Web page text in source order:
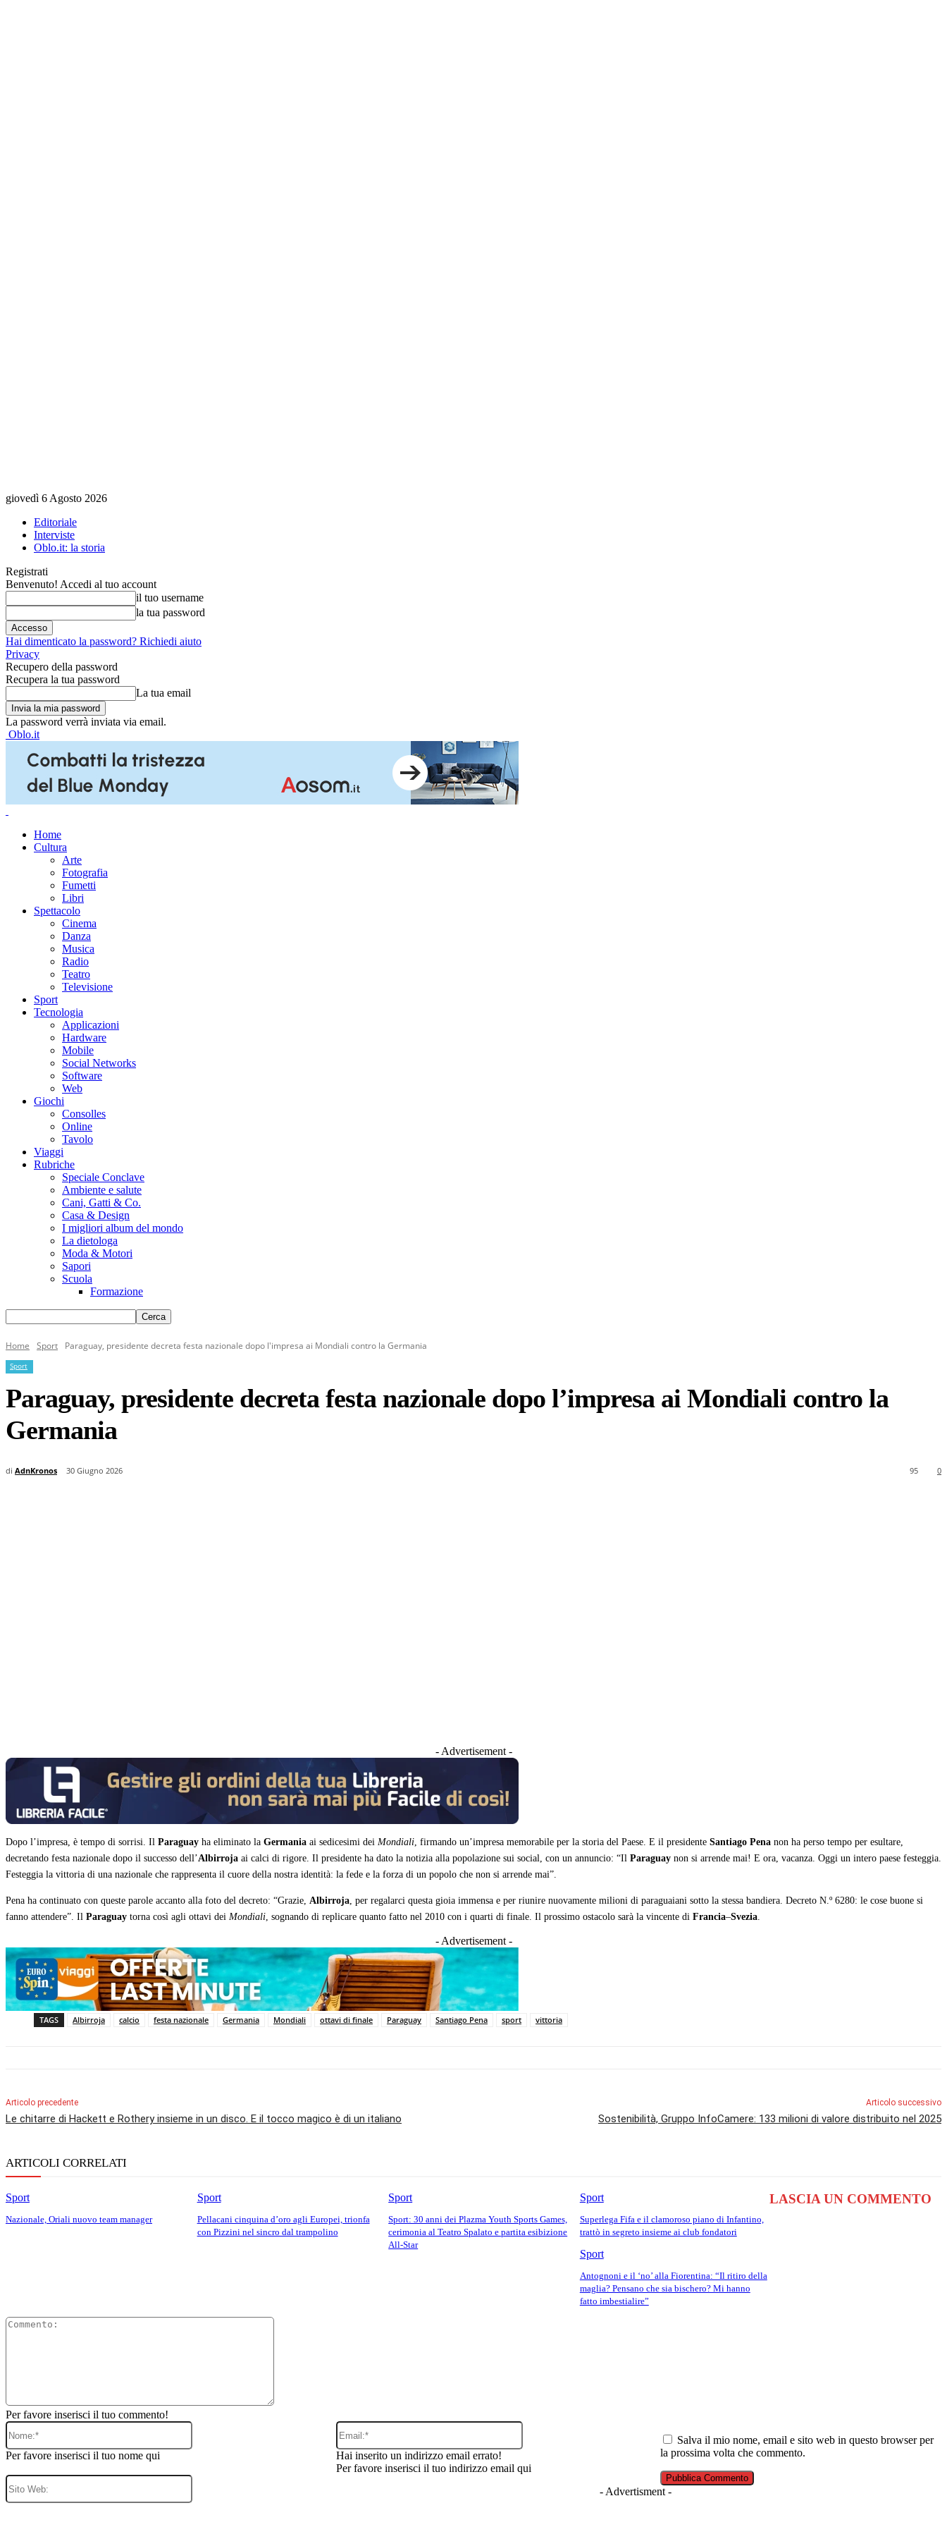
giovedì 6 Agosto 2026
Editoriale
Interviste
Oblo.it: la storia
Registrati
Benvenuto! Accedi al tuo account
il tuo username
la tua password
Hai dimenticato la password? Richiedi aiuto
Privacy
Recupero della password
Recupera la tua password
La tua email
La password verrà inviata via email.
Oblo.it
Home
Cultura
Arte
Fotografia
Fumetti
Libri
Spettacolo
Cinema
Danza
Musica
Radio
Teatro
Televisione
Sport
Tecnologia
Applicazioni
Hardware
Mobile
Social Networks
Software
Web
Giochi
Consolles
Online
Tavolo
Viaggi
Rubriche
Speciale Conclave
Ambiente e salute
Cani, Gatti & Co.
Casa & Design
I migliori album del mondo
La dietologa
Moda & Motori
Sapori
Scuola
Formazione
Home Sport Paraguay, presidente decreta festa nazionale dopo l'impresa ai Mondiali contro la Germania
Sport
Paraguay, presidente decreta festa nazionale dopo l’impresa ai Mondiali contro la
Germania
di AdnKronos 30 Giugno 2026 0
95
- Advertisement -
Dopo l’impresa, è tempo di sorrisi. Il Paraguay ha eliminato la Germania ai sedicesimi dei Mondiali, firmando un’impresa memorabile per la storia del Paese. E il presidente Santiago Pena non ha perso tempo per esultare,
decretando festa nazionale dopo il successo dell’Albirroja ai calci di rigore. Il presidente ha dato la notizia alla popolazione sui social, con un annuncio: “Il Paraguay non si arrende mai! E ora, vacanza. Oggi un intero paese festeggia.
Festeggia la vittoria di una nazionale che rappresenta il cuore della nostra identità: la fede e la forza di un popolo che non si arrende mai”.
Pena ha continuato con queste parole accanto alla foto del decreto: “Grazie, Albirroja, per regalarci questa gioia immensa e per riunire nuovamente milioni di paraguaiani sotto la stessa bandiera. Decreto N.º 6280: le cose buone si
fanno attendere”. Il Paraguay torna così agli ottavi dei Mondiali, sognando di replicare quanto fatto nel 2010 con i quarti di finale. Il prossimo ostacolo sarà la vincente di Francia–Svezia.
- Advertisement -
TAGS Albirroja calcio festa nazionale Germania Mondiali ottavi di finale Paraguay Santiago Pena sport vittoria
Articolo precedente
Le chitarre di Hackett e Rothery insieme in un disco. E il tocco magico è di un italiano
Articolo successivo
Sostenibilità, Gruppo InfoCamere: 133 milioni di valore distribuito nel 2025
ARTICOLI CORRELATI
Sport
Nazionale, Oriali nuovo team manager
Sport
Pellacani cinquina d’oro agli Europei, trionfa
con Pizzini nel sincro dal trampolino
Sport
Sport: 30 anni dei Plazma Youth Sports Games,
cerimonia al Teatro Spalato e partita esibizione
All-Star
Sport
Superlega Fifa e il clamoroso piano di Infantino,
trattò in segreto insieme ai club fondatori
Sport
Antognoni e il ‘no’ alla Fiorentina: “Il ritiro della
maglia? Pensano che sia bischero? Mi hanno
fatto imbestialire”
LASCIA UN COMMENTO
Commento:
Per favore inserisci il tuo commento!
Nome:*
Per favore inserisci il tuo nome qui
Email:*
Hai inserito un indirizzo email errato!
Per favore inserisci il tuo indirizzo email qui
Sito
Salva il mio nome, email e sito web in questo browser per
la prossima volta che commento.
- Advertisment -